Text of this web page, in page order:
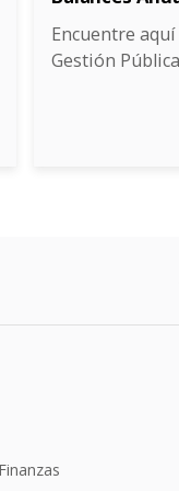
Encuentre
Gestión